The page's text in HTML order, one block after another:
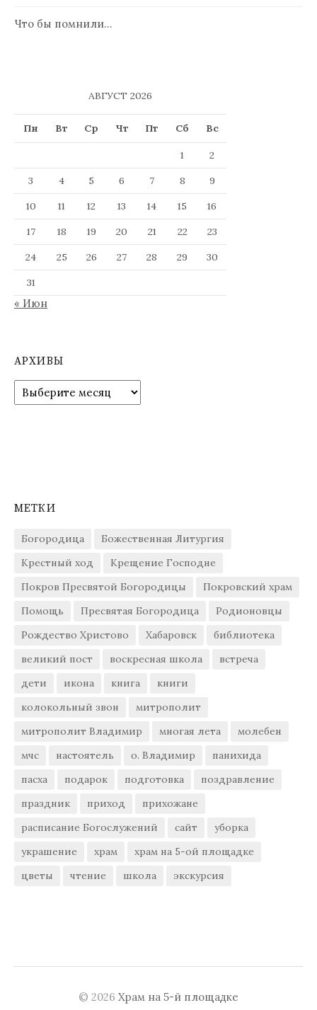
Что бы помнили…
АВГУСТ 2026
Пн Вт Ср Чт Пт Сб Вс
1
2
3
4 5 6 7 8
9
10
11 12 13 14 15
16
17
18 19 20 21 22
23
24
25 26 27 28 29
30
31
« Июн
АРХИВЫ
Архивы
МЕТКИ
Богородица
Божественная Литургия
Крестный ход
Крещение Господне
Покров Пресвятой Богородицы
Покровский храм
Помощь
Пресвятая Богородица
Родионовцы
Рождество Христово
Хабаровск
библиотека
великий пост
воскресная школа
встреча
дети
икона книга
книги
колокольный звон
митрополит
митрополит Владимир
многая лета
молебен
мчс
настоятель о. Владимир
панихида
пасха
подарок подготовка
поздравление
праздник
приход
прихожане
расписание Богослужений
сайт
уборка
украшение
храм
храм на 5-ой площадке
цветы
чтение школа экскурсия
© 2026 Храм на 5-й площадке